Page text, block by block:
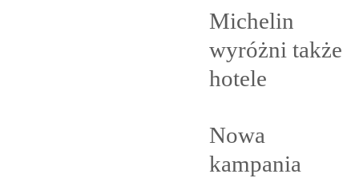
Michelin
wyróżni także
hotele
Nowa
kampania